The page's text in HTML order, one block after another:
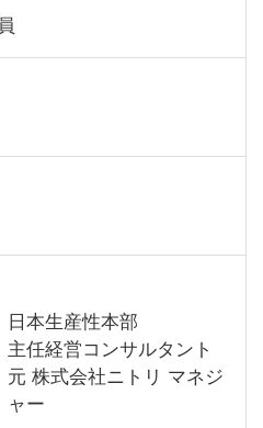
日本生産性本部
主任経営コンサルタント
元 株式会社ニトリ マネジ
ャー